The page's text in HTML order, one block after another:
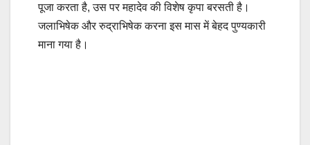
पूजा करता है, उस पर महादेव की विशेष कृपा बरसती है।
जलाभिषेक और रुद्राभिषेक करना इस मास में बेहद पुण्यकारी
माना गया है।